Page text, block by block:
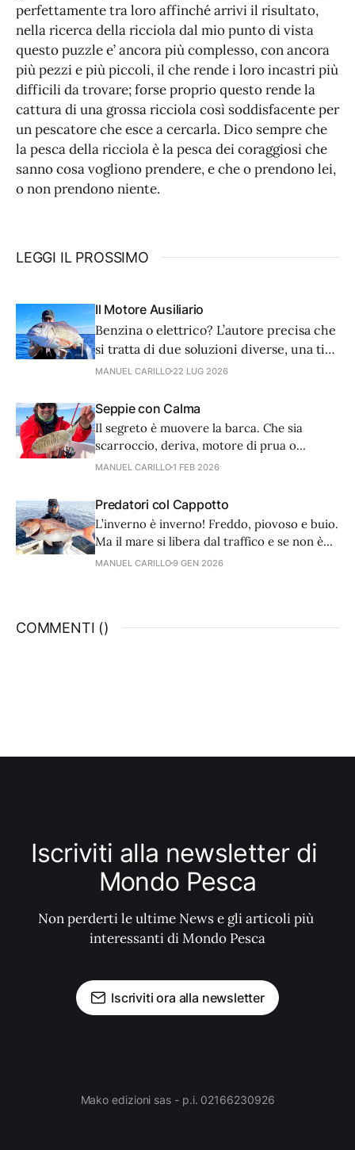
perfettamente tra loro affinché arrivi il risultato,
nella ricerca della ricciola dal mio punto di vista
questo puzzle e’ ancora più complesso, con ancora
più pezzi e più piccoli, il che rende i loro incastri più
difficili da trovare; forse proprio questo rende la
cattura di una grossa ricciola così soddisfacente per
un pescatore che esce a cercarla. Dico sempre che
la pesca della ricciola è la pesca dei coraggiosi che
sanno cosa vogliono prendere, e che o prendono lei,
o non prendono niente.
LEGGI IL PROSSIMO
Il Motore Ausiliario
Benzina o elettrico? L’autore precisa che
si tratta di due soluzioni diverse, una ti
salva in caso di panne, l’altra è più utile a
la dotazione ideale prevede entrambe le
soluzioni.
MANUEL CARILLO 22 LUG 2026
Seppie con Calma
Il segreto è muovere la barca. Che sia
scarroccio, deriva, motore di prua o
ausiliario, poco importa se la velocità è di
MANUEL CARILLO1 FEB 2026
Predatori col Cappotto
L’inverno è inverno! Freddo, piovoso e buio.
Ma il mare si libera dal traffico e se non è
troppo mosso, si possono praticare con
MANUEL CARILLO9 GEN 2026
COMMENTI ()
Iscriviti alla newsletter di
Mondo Pesca
Non perderti le ultime News e gli articoli più
interessanti di Mondo Pesca
Iscriviti ora alla newsletter
Mako edizioni sas - p.i. 02166230926